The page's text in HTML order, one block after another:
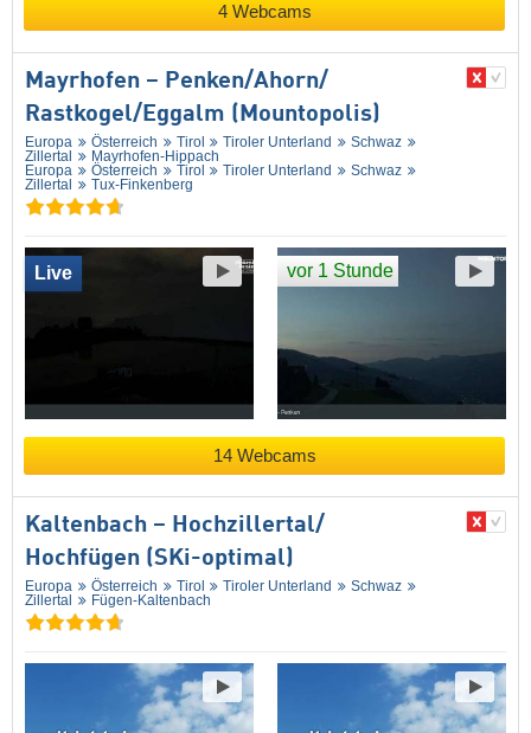
4 Webcams
Mayrhofen – Penken/​Ahorn/​
Rastkogel/​Eggalm (Mountopolis)
Europa Österreich Tirol Tiroler Unterland
Schwaz
Zillertal
Mayrhofen-Hippach
Europa
Österreich Tirol Tiroler Unterland
Schwaz
Zillertal
Tux-Finkenberg
Live vor 1 Stunde
14 Webcams
Kaltenbach – Hochzillertal/​
Hochfügen (SKi-optimal)
Europa Österreich Tirol Tiroler Unterland
Schwaz
Zillertal
Fügen-Kaltenbach